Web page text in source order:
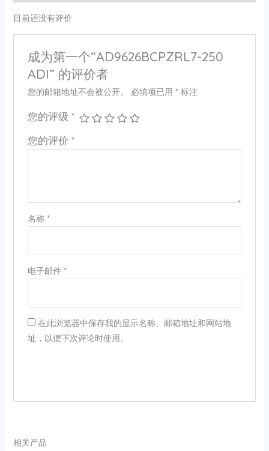
目前还没有评价
成为第一个“AD9626BCPZRL7-250
ADI” 的评价者
您的邮箱地址不会被公开。 必填项已用 *标注
您的评级 *
您的评价 *
名称 *
电子邮件 *
在此浏览器中保存我的显示名称、邮箱地址和网站地
址，以便下次评论时使用。
相关产品